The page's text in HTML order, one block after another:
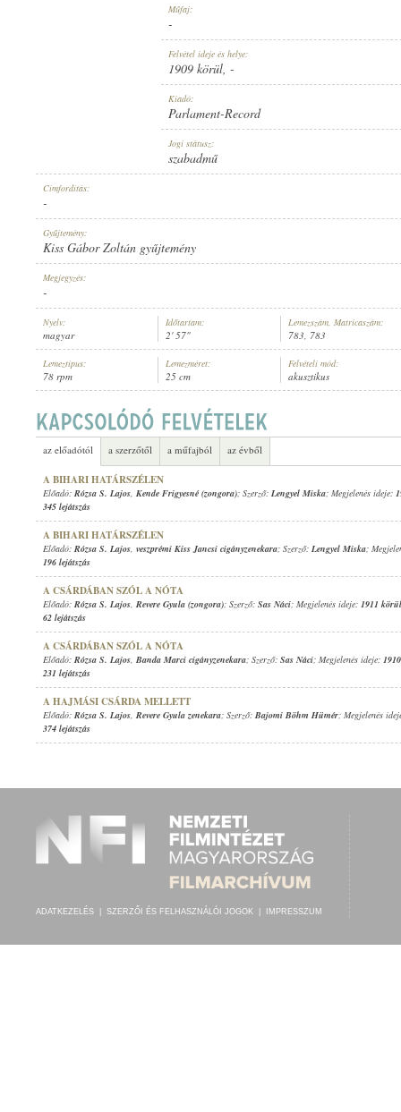
RÓZSA S. LAJOS NYÍREGYHÁZAI SÁRAI ELEMÉR CIGÁNYZENEKARA
1909 KÖRÜL
PARLAMENT-RECORD
LEMEZSZÁM:
Műfaj:
-
Felvétel ideje és helye:
1909 körül, -
Kiadó:
Parlament-Record
Jogi státusz:
szabadmű
Címfordítás:
-
Gyűjtemény:
Kiss Gábor Zoltán gyűjtemény
Megjegyzés:
-
Nyelv:
magyar
Időtartam:
2' 57"
Lemezszám, Matricaszám:
783, 783
Lemeztípus:
78 rpm
Lemezméret:
25 cm
Felvételi mód:
akusztikus
az előadótól a szerzőtől a műfajból az évből
A BIHARI HATÁRSZÉLEN
Előadó: Rózsa S. Lajos, Kende Frigyesné (zongora); Szerző: Lengyel Miska; Megjelenés ideje:
345 lejátszás
A BIHARI HATÁRSZÉLEN
Előadó: Rózsa S. Lajos, veszprémi Kiss Jancsi cigányzenekara; Szerző: Lengyel Miska;
196 lejátszás
A CSÁRDÁBAN SZÓL A NÓTA
Előadó: Rózsa S. Lajos, Revere Gyula (zongora); Szerző: Sas Náci; Megjelenés ideje: 1911 körül
62 lejátszás
A CSÁRDÁBAN SZÓL A NÓTA
Előadó: Rózsa S. Lajos, Banda Marci cigányzenekara; Szerző: Sas Náci; Megjelenés ideje:
231 lejátszás
A HAJMÁSI CSÁRDA MELLETT
Előadó: Rózsa S. Lajos, Revere Gyula zenekara; Szerző: Bajomi Böhm Hümér; Megjelenés
374 lejátszás
ADATKEZELÉS SZERZŐI ÉS FELHASZNÁLÓI JOGOK IMPRESSZUM